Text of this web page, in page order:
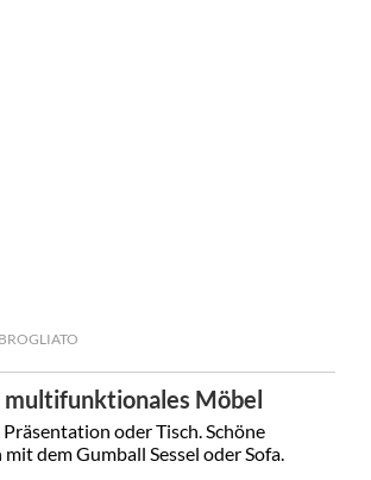
Möbel
oder Tisch. Schöne
dem Gumball Sessel oder Sofa.